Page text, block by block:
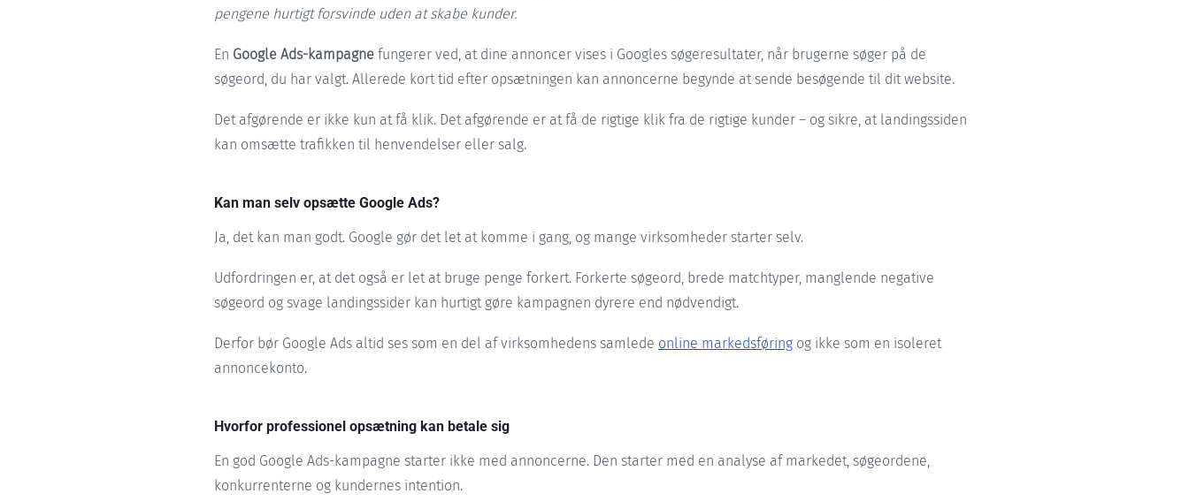
pengene hurtigt forsvinde uden at skabe kunder.
En Google Ads-kampagne fungerer ved, at dine annoncer vises i Googles søgeresultater, når brugerne søger på de
søgeord, du har valgt. Allerede kort tid efter opsætningen kan annoncerne begynde at sende besøgende til dit website.
Det afgørende er ikke kun at få klik. Det afgørende er at få de rigtige klik fra de rigtige kunder – og sikre, at landingssiden
kan omsætte trafikken til henvendelser eller salg.
Kan man selv opsætte Google Ads?
Ja, det kan man godt. Google gør det let at komme i gang, og mange virksomheder starter selv.
Udfordringen er, at det også er let at bruge penge forkert. Forkerte søgeord, brede matchtyper, manglende negative
søgeord og svage landingssider kan hurtigt gøre kampagnen dyrere end nødvendigt.
Derfor bør Google Ads altid ses som en del af virksomhedens samlede online markedsføring og ikke som en isoleret
annoncekonto.
Hvorfor professionel opsætning kan betale sig
En god Google Ads-kampagne starter ikke med annoncerne. Den starter med en analyse af markedet, søgeordene,
konkurrenterne og kundernes intention.